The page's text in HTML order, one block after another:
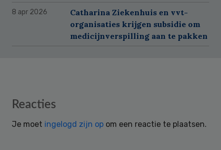
8 apr 2026
Catharina Ziekenhuis en vvt-
organisaties krijgen subsidie om
medicijnverspilling aan te pakken
Reader
Reacties
Je moet ingelogd zijn op om een reactie te plaatsen.